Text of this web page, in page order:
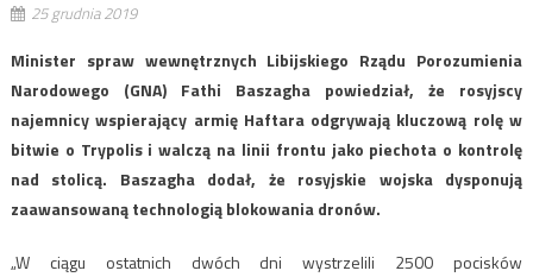
25 grudnia 2019
Minister spraw wewnętrznych Libijskiego Rządu Porozumienia
Narodowego (GNA) Fathi Baszagha powiedział, że rosyjscy
najemnicy wspierający armię Haftara odgrywają kluczową rolę w
bitwie o Trypolis i walczą na linii frontu jako piechota o kontrolę
nad stolicą. Baszagha dodał, że rosyjskie wojska dysponują
zaawansowaną technologią blokowania dronów.
„W ciągu ostatnich dwóch dni wystrzelili 2500 pocisków